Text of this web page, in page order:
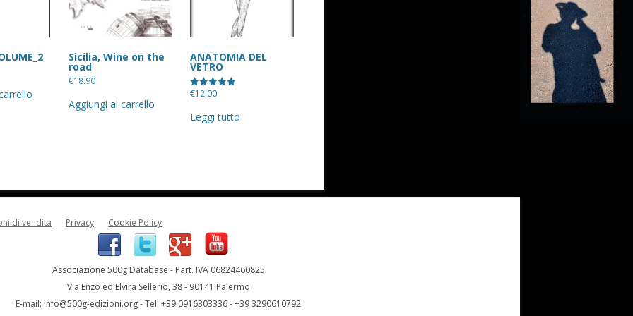
Sicilia, Wine on the
road
€18.90
Aggiungi al carrello
ANATOMIA DEL
VETRO
Valutato
€12.00
Leggi tutto
di vendita Privacy Cookie Policy
Associazione 500g Database - Part. IVA 06824460825
Via Enzo ed Elvira Sellerio, 38 - 90141 Palermo
E-mail: info@500g-edizioni.org- Tel. +39 0916303336 - +39 3290610792